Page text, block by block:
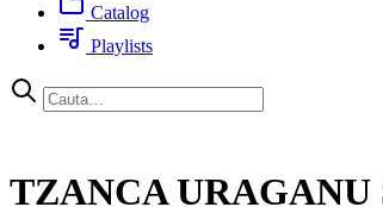
Catalog
Playlists
TZANCA